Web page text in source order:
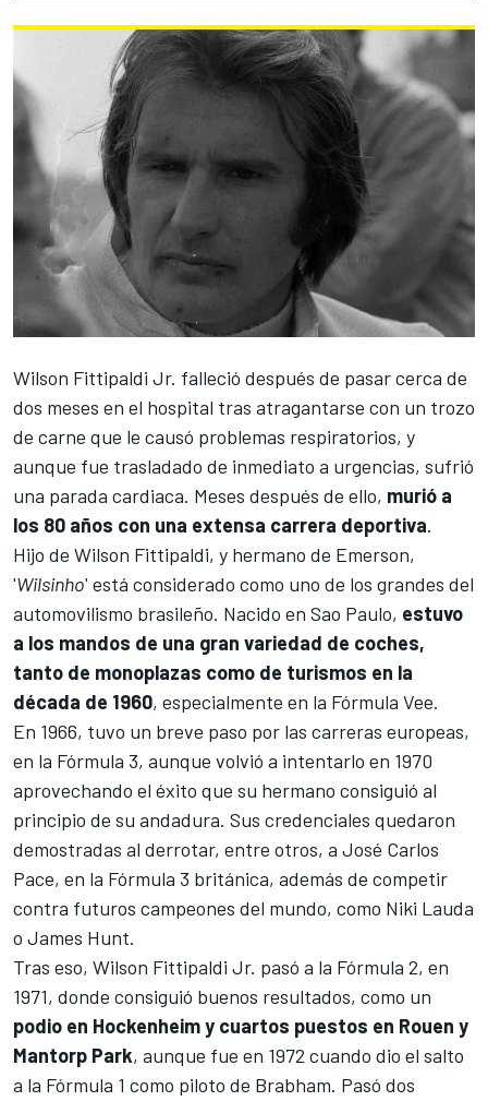
Wilson Fittipaldi Jr. falleció después de pasar cerca de
dos meses en el hospital tras atragantarse con un trozo
de carne que le causó problemas respiratorios, y
aunque fue trasladado de inmediato a urgencias, sufrió
una parada cardiaca. Meses después de ello, murió a
los 80 años con una extensa carrera deportiva.
Hijo de Wilson Fittipaldi, y hermano de Emerson,
'Wilsinho' está considerado como uno de los grandes del
automovilismo brasileño. Nacido en Sao Paulo, estuvo
a los mandos de una gran variedad de coches,
tanto de monoplazas como de turismos en la
década de 1960, especialmente en la Fórmula Vee.
En 1966, tuvo un breve paso por las carreras europeas,
en la Fórmula 3, aunque volvió a intentarlo en 1970
aprovechando el éxito que su hermano consiguió al
principio de su andadura. Sus credenciales quedaron
demostradas al derrotar, entre otros, a José Carlos
Pace, en la Fórmula 3 británica, además de competir
contra futuros campeones del mundo, como Niki Lauda
o James Hunt.
Tras eso, Wilson Fittipaldi Jr. pasó a la Fórmula 2, en
1971, donde consiguió buenos resultados, como un
podio en Hockenheim y cuartos puestos en Rouen y
Mantorp Park, aunque fue en 1972 cuando dio el salto
a la Fórmula 1 como piloto de Brabham. Pasó dos